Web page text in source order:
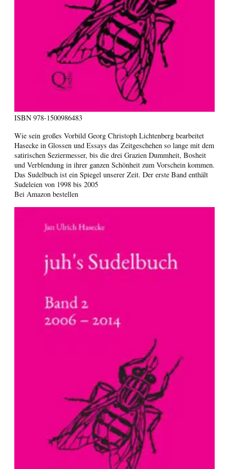
ISBN 978-1500986483
Wie sein großes Vorbild Georg Christoph Lichtenberg bearbeitet
Hasecke in Glossen und Essays das Zeitgeschehen so lange mit dem
satirischen Seziermesser, bis die drei Grazien Dummheit, Bosheit
und Verblendung in ihrer ganzen Schönheit zum Vorschein kommen.
Das Sudelbuch ist ein Spiegel unserer Zeit. Der erste Band enthält
Sudeleien von 1998 bis 2005
Bei Amazon bestellen